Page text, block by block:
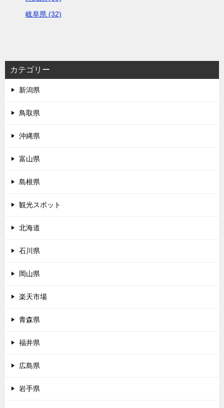
岐阜県 (32)
カテゴリー
新潟県
鳥取県
沖縄県
富山県
島根県
観光スポット
北海道
石川県
岡山県
楽天市場
青森県
福井県
広島県
岩手県